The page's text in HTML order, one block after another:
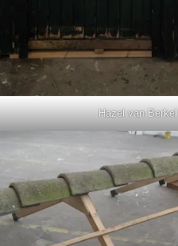
Hazel van Berkel